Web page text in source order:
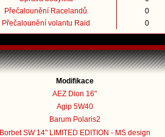
Přečalounění Racelandů
0
Přečalounění volantu Raid
0
Modifikace
AEZ Dion 16"
Agip 5W40
Barum Polaris2
Borbet SW 14" LIMITED EDITION - MS design